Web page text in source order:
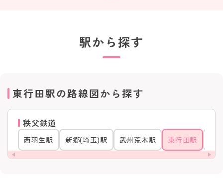
駅から探す
東行田駅の路線図から探す
秩父鉄道
西羽生駅 新郷(埼玉)駅 武州荒木駅 東行田駅